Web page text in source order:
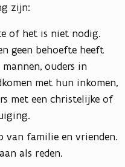
zijn:
of het is niet nodig.
geen behoefte heeft
ouders in
met hun inkomen,
met een christelijke of
van familie en vrienden.
als reden.